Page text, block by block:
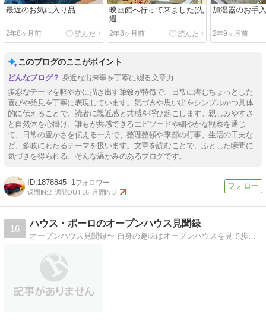
最近のお気に入り品
2年8ヶ月前
映画館へ行って来ました(先
週
2年8ヶ月前
加湿器のお手
2年9ヶ月前
このブログのここがポイント
身近な出来事を丁寧に綴る文章力
多彩なテーマを軽やかに描き出す筆致が特徴で、日常に潜むちょっとした
喜びや発見を丁寧に表現しています。気づきや思い出をシンプルかつ具体
的に伝えることで、読者に親近感と共感を呼び起こします。親しみやすさ
と自然体を心掛け、誰もが共感できるエピソードや細やかな観察を通じ
て、日常の豊かさを伝える一方で、整理整頓や季節の行事、生活の工夫な
ど、多岐にわたるテーマを扱います。文章を読むことで、ふとした瞬間に
気づきを得られる、そんな温かみのあるブログです。
1878845 1
週間IN:2 週間OUT:16 月間IN:3
16
ハウス・ポーロのオープンハウス見聞録